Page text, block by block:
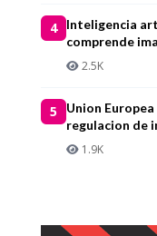
4
Inteligencia
comprende
2.5K
5
Union
regulacion de
1.9K